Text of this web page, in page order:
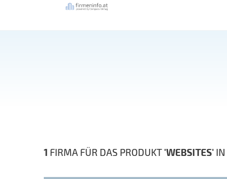
1 FIRMA FÜR DAS PRODUKT 'WEBSITES' IN